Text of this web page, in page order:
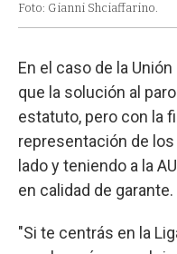
Foto: Gianni Shciaffarino.
En el caso de la
que la solución al
estatuto, pero con la
representación de
lado y teniendo a la
en calidad de garante.
"Si te centrás en la